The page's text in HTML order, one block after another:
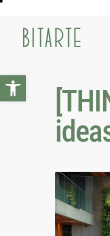
Abrir barra de herramientas